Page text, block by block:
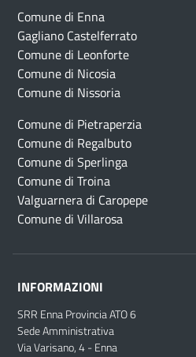
Comune di Enna
Gagliano Castelferrato
Comune di Leonforte
Comune di Nicosia
Comune di Nissoria
Comune di Pietraperzia
Comune di Regalbuto
Comune di Sperlinga
Comune di Troina
Valguarnera di Caropepe
Comune di Villarosa
INFORMAZIONI
SRR Enna Provincia ATO 6
Sede Amministrativa
Via Varisano, 4 - Enna